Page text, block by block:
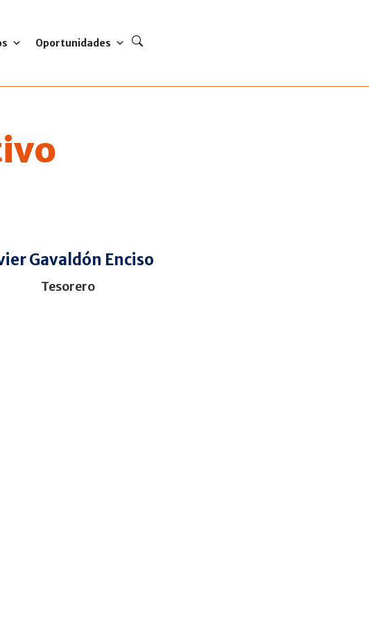
Oportunidades
Gavaldón Enciso
Tesorero